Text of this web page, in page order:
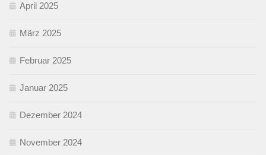
April 2025
März 2025
Februar 2025
Januar 2025
Dezember 2024
November 2024